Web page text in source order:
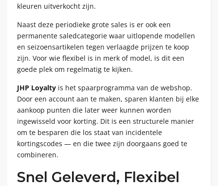
kleuren uitverkocht zijn.
Naast deze periodieke grote sales is er ook een
permanente saledcategorie waar uitlopende modellen
en seizoensartikelen tegen verlaagde prijzen te koop
zijn. Voor wie flexibel is in merk of model, is dit een
goede plek om regelmatig te kijken.
JHP Loyalty is het spaarprogramma van de webshop.
Door een account aan te maken, sparen klanten bij elke
aankoop punten die later weer kunnen worden
ingewisseld voor korting. Dit is een structurele manier
om te besparen die los staat van incidentele
kortingscodes — en die twee zijn doorgaans goed te
combineren.
Snel Geleverd, Flexibel